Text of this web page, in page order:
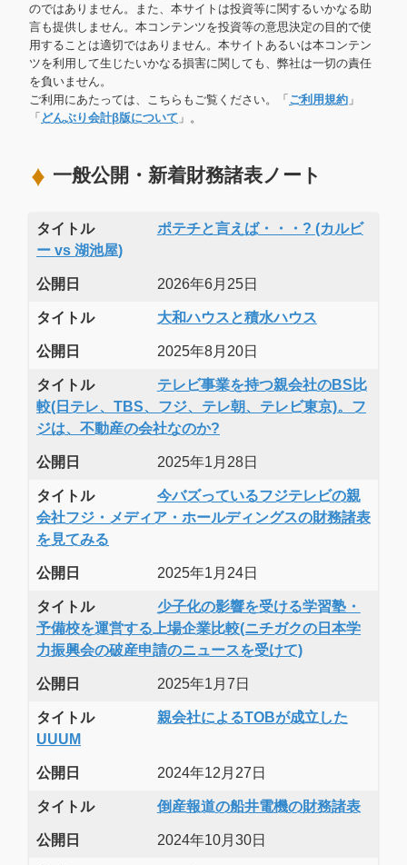
のではありません。また、本サイトは投資等に関するいかなる助
言も提供しません。本コンテンツを投資等の意思決定の目的で使
用することは適切ではありません。本サイトあるいは本コンテン
ツを利用して生じたいかなる損害に関しても、弊社は一切の責任
を負いません。
ご利用にあたっては、こちらもご覧ください。「 ご利用規約 」
「 どんぶり会計β版について 」。
一般公開・新着財務諸表ノート
タイトル
ポテチと言えば・・・? (カルビ
ー vs 湖池屋)
公開日 2026年6月25日
タイトル 大和ハウスと積水ハウス
公開日 2025年8月20日
タイトル
テレビ事業を持つ親会社のBS比
較(日テレ、TBS、フジ、テレ朝、テレビ東京)。フ
ジは、不動産の会社なのか?
公開日 2025年1月28日
タイトル
今バズっているフジテレビの親
会社フジ・メディア・ホールディングスの財務諸表
を見てみる
公開日 2025年1月24日
タイトル
少子化の影響を受ける学習塾・
予備校を運営する上場企業比較(ニチガクの日本学
力振興会の破産申請のニュースを受けて)
公開日 2025年1月7日
タイトル
親会社によるTOBが成立した
UUUM
公開日 2024年12月27日
タイトル 倒産報道の船井電機の財務諸表
公開日 2024年10月30日